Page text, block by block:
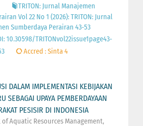
TRITON: Jurnal Manajemen
Vol 22 No 1 (2026): TRITON: Jurnal
Sumberdaya Perairan 43-53
10.30598/TRITONvol22issue1page43-
Accred : Sinta 4
DALAM IMPLEMENTASI KEBIJAKAN
SEBAGAI UPAYA PEMBERDAYAAN
PESISIR DI INDONESIA
Aquatic Resources Management,